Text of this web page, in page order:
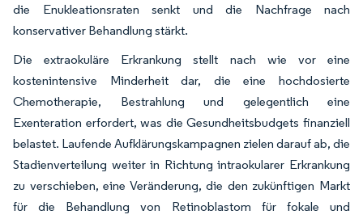
die Enukleationsraten senkt und die Nachfrage nach
konservativer Behandlung stärkt.
Die extraokuläre Erkrankung stellt nach wie vor eine
kostenintensive Minderheit dar, die eine hochdosierte
Chemotherapie, Bestrahlung und gelegentlich eine
Exenteration erfordert, was die Gesundheitsbudgets finanziell
belastet. Laufende Aufklärungskampagnen zielen darauf ab, die
Stadienverteilung weiter in Richtung intraokularer Erkrankung
zu verschieben, eine Veränderung, die den zukünftigen Markt
für die Behandlung von Retinoblastom für fokale und